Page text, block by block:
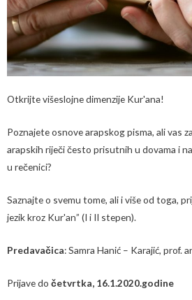
Otkrijte višeslojne dimenzije Kur'ana!
Poznajete osnove arapskog pisma, ali vas
arapskih riječi često prisutnih u dovama i
u rečenici?
Saznajte o svemu tome, ali i više od toga,
jezik kroz Kur'an” (I i II stepen).
Predavačica: Samra Hanić – Karajić, prof.
Prijave do četvrtka, 16.1.2020.godine